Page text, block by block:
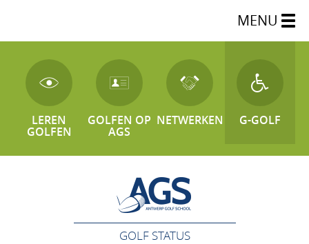
MENU
LEREN
GOLFEN
GOLFEN OP
AGS
NETWERKEN G-GOLF
GOLF STATUS